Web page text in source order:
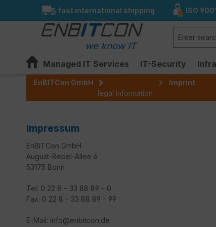
Skip to main navigation
fast international shipping ISO
Managed IT Services IT-Security
EnBITCon GmbH
legal information
Imprint
Impressum
EnBITCon GmbH
August-Bebel-Allee 6
53175 Bonn
Tel: 0 22 8 – 33 88 89 – 0
Fax: 0 22 8 – 33 88 89 – 99
E-Mail: info@enbitcon.de